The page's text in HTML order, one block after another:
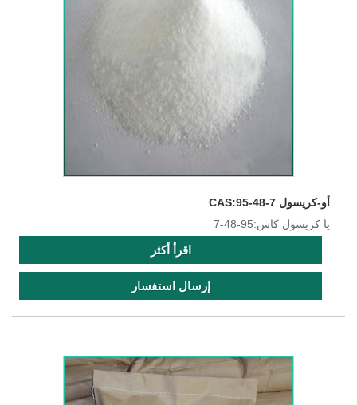
أو-كريسول CAS:95-48-7
يا كريسول كاس:95-48-7
اقرأ أكثر
إرسال استفسار